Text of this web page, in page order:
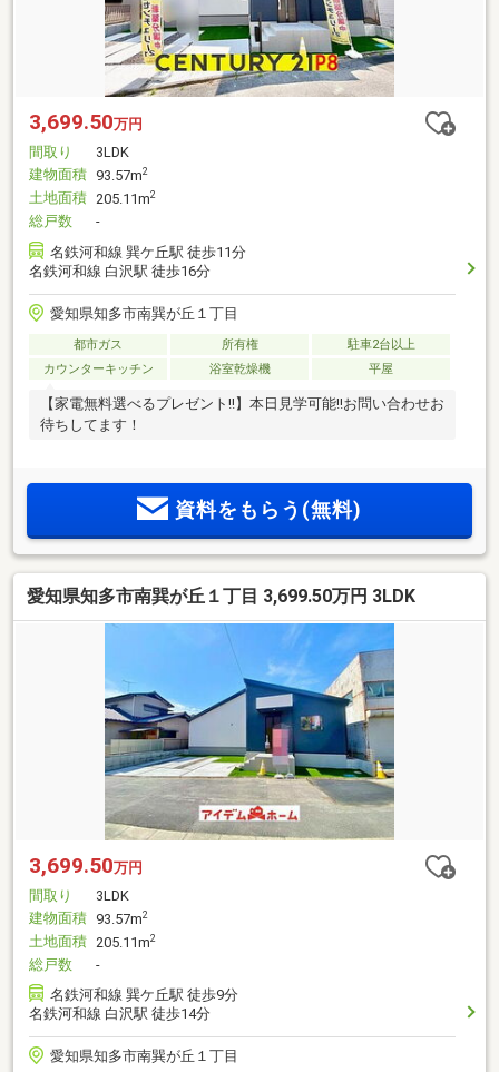
3,699.50万円
間取り
3LDK
建物面積 93.57m2
土地面積 205.11m2
総戸数
-
名鉄河和線 巽ケ丘駅 徒歩11分
名鉄河和線 白沢駅 徒歩16分
愛知県知多市南巽が丘１丁目
都市ガス 所有権
駐車2台以上
カウンターキッチン
浴室乾燥機 平屋
【家電無料選べるプレゼント!!】本日見学可能!!お問い合わせお
待ちしてます！
資料をもらう(無料)
愛知県知多市南巽が丘１丁目 3,699.50万円 3LDK
3,699.50万円
間取り
3LDK
建物面積 93.57m2
土地面積 205.11m2
総戸数
-
名鉄河和線 巽ケ丘駅 徒歩9分
名鉄河和線 白沢駅 徒歩14分
愛知県知多市南巽が丘１丁目